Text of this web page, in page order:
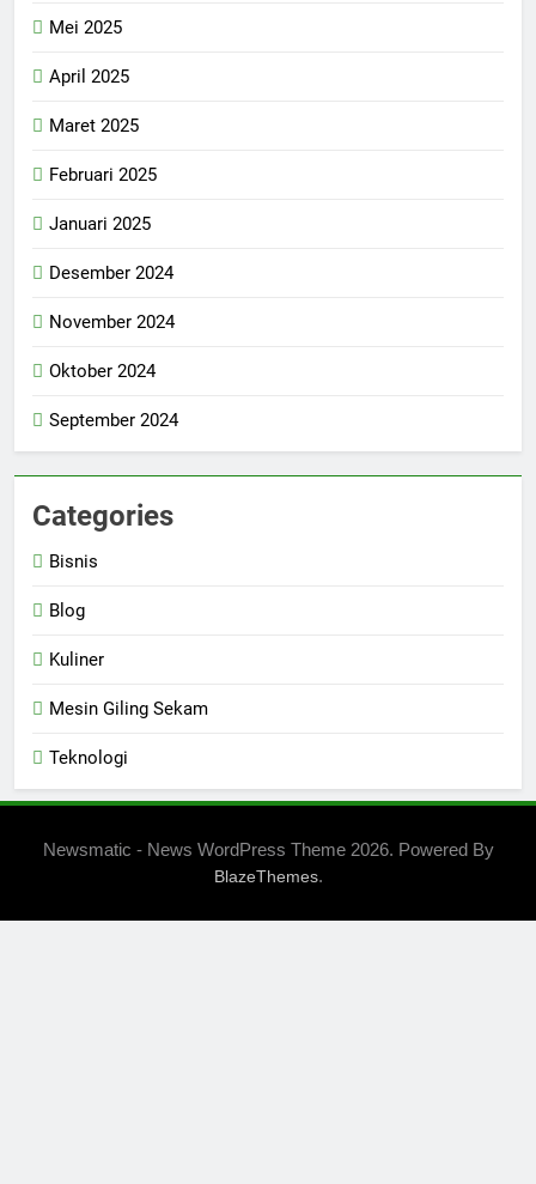
Mei 2025
April 2025
Maret 2025
Februari 2025
Januari 2025
Desember 2024
November 2024
Oktober 2024
September 2024
Categories
Bisnis
Blog
Kuliner
Mesin Giling Sekam
Teknologi
Newsmatic - News WordPress Theme 2026. Powered By
BlazeThemes.